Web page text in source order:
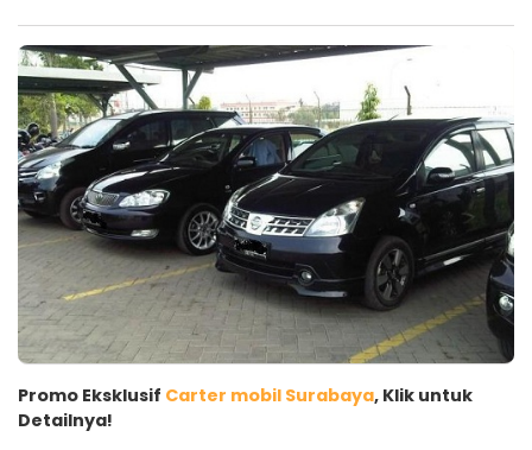
Promo Eksklusif Carter mobil Surabaya, Klik untuk
Detailnya!